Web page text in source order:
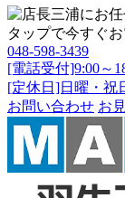
タップで今すぐ
048-598-3439
[電話受付]9:00～
[定休日]日曜・祝
お問い合わせ お